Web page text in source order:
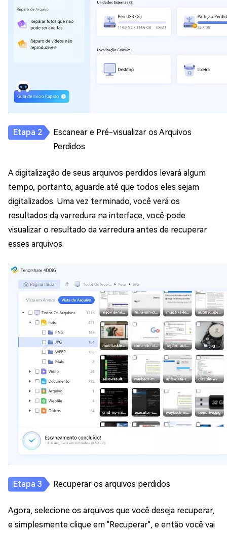
Escanear e Pré-visualizar os Arquivos
Perdidos
A digitalização de seus arquivos perdidos levará algum
tempo, portanto, aguarde até que todos eles sejam
digitalizados. Uma vez terminado, você verá os
resultados da varredura na interface, você pode
visualizar o resultado da varredura antes de recuperar
esses arquivos.
Recuperar os arquivos perdidos
Agora, selecione os arquivos que você deseja recuperar,
e simplesmente clique em "Recuperar", e então você vai